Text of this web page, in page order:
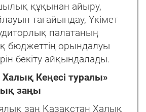
құқынан айыру,
тағайындау, Үкімет
палатаның
бюджеттің орындалуы
бекіту айқындалады.
Халық Кеңесі туралы»
заңы
заң Қазақстан Халық